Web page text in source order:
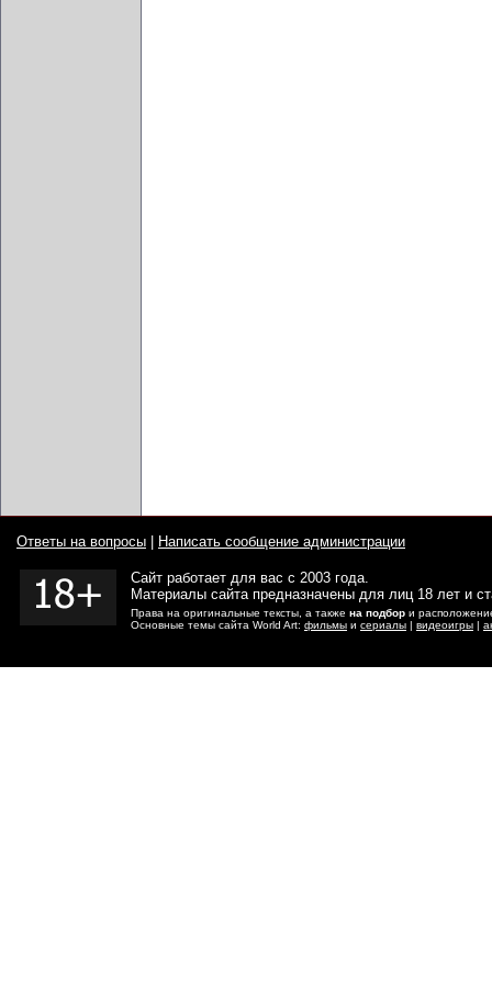
Ответы на вопросы Написать сообщение администрации
Сайт работает для вас с 2003 года.
Материалы сайта предназначены для лиц 18 лет и
Права на оригинальные тексты, а также на подбор и
Основные темы сайта World Art: фильмы и сериалы | видеоигры |